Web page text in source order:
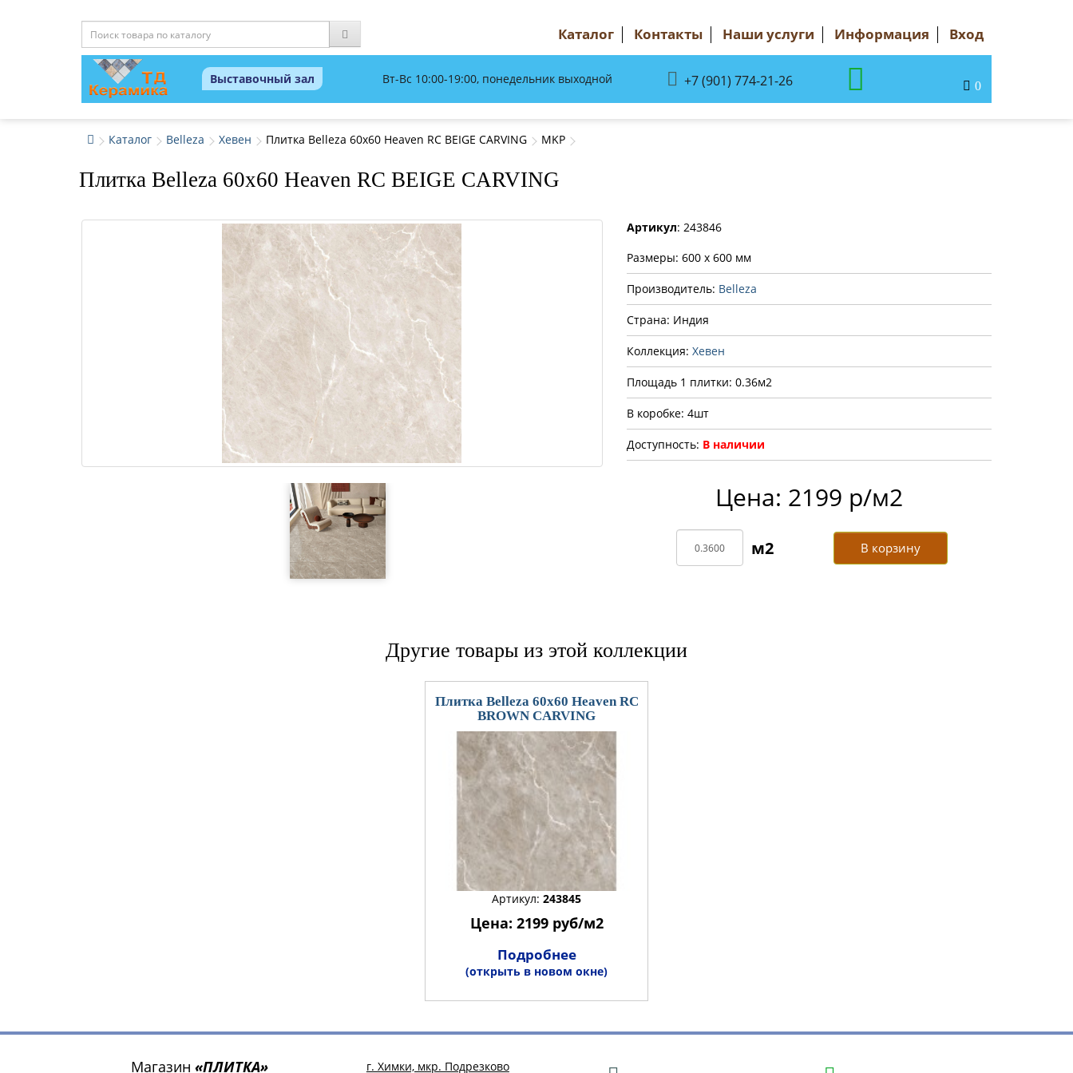
Каталог Контакты Наши услуги Информация Вход
Выставочный зал Вт-Вс 10:00-19:00, понедельник выходной +7 (901) 774-21-26 0
Каталог Belleza Хевен Плитка Belleza 60x60 Heaven RC BEIGE CARVING MKP
Плитка Belleza 60x60 Heaven RC BEIGE CARVING
Артикул: 243846
Размеры: 600 x 600 мм
Производитель: Belleza
Страна: Индия
Коллекция: Хевен
Площадь 1 плитки: 0.36м2
В коробке: 4шт
Доступность: В наличии
Цена: 2199 р/м2
В корзину
Другие товары из этой коллекции
Плитка Belleza 60x60 Heaven RC
BROWN CARVING
Артикул: 243845
Цена: 2199 руб/м2
Подробнее
(открыть в новом окне)
Магазин «ПЛИТКА» г. Химки, мкр. Подрезково